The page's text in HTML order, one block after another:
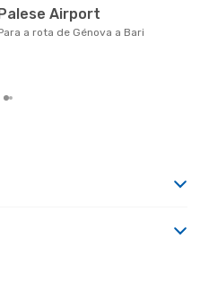
Palese Airport
Para a rota de Génova a Bari